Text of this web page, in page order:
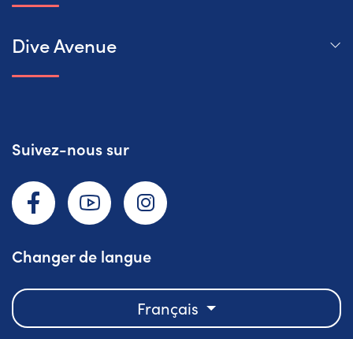
Dive Avenue
Suivez-nous sur
Changer de langue
Français